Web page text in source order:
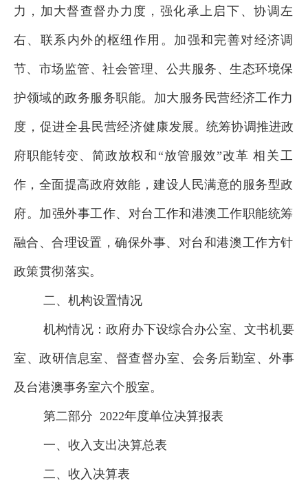
力，加大督查督办力度，强化承上启下、协调左
右、联系内外的枢纽作用。加强和完善对经济调
节、市场监管、社会管理、公共服务、生态环境保
护领域的政务服务职能。加大服务民营经济工作力
度，促进全县民营经济健康发展。统筹协调推进政
府职能转变、简政放权和“放管服效”改革 相关工
作，全面提高政府效能，建设人民满意的 服务型政
府。加强外事工作、对台工作和港澳工作职能统筹
融合、合理设置，确保外事、对台和港澳工作方针
政策贯彻落实。
二、机构设置情况
机构情况：政府办下设综合办公室、文书机要
室 、政研信息室 、 督查督办室、会务后勤室 、外事
及台港澳事务室六个股室。
第二部分 2022年度单位决算报表
一、收入支出决算总表
二、收入决算表